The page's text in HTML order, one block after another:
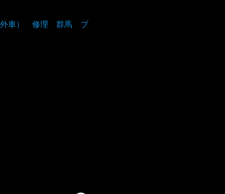
外車） 修理 群馬 ブ